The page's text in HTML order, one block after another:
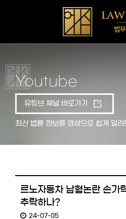
Youtube
유튜브 채널 바로가기
최신 법률 정보를 영상으로 쉽게 알려
르노자동차 남혐논란 손가
추락하나?
24-07-05